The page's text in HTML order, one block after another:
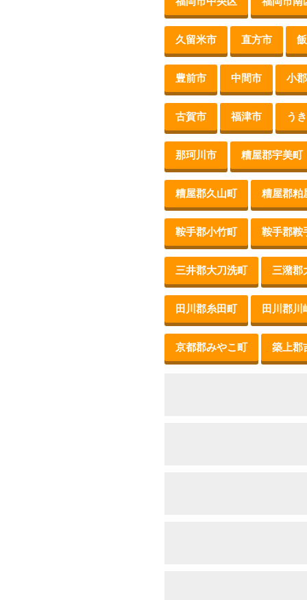
久留米市 直方市
豊前市 中間市 小
古賀市 福津市 う
那珂川市 糟屋郡宇美町
糟屋郡久山町 糟屋郡粕
鞍手郡小竹町 鞍手郡鞍
三井郡大刀洗町 三潴郡
田川郡糸田町 田川郡川
京都郡みやこ町 築上郡